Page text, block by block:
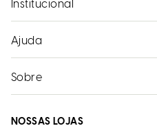
Institucional
Ajuda
Sobre
NOSSAS LOJAS